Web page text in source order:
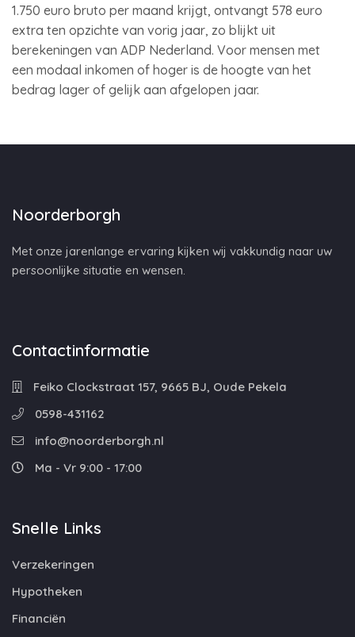
1.750 euro bruto per maand krijgt, ontvangt 578 euro
extra ten opzichte van vorig jaar, zo blijkt uit
berekeningen van ADP Nederland. Voor mensen met
een modaal inkomen of hoger is de hoogte van het
bedrag lager of gelijk aan afgelopen jaar.
Noorderborgh
Met onze jarenlange ervaring kijken wij vakkundig naar uw
persoonlijke situatie en wensen.
Contactinformatie
Feiko Clockstraat 157, 9665 BJ, Oude Pekela
0598-431162
info@noorderborgh.nl
Ma - Vr 9:00 - 17:00
Snelle Links
Verzekeringen
Hypotheken
Financiën